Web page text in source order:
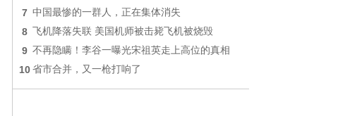
7 中国最惨的一群人，正在集体消失
8 飞机降落失联 美国机师被击毙飞机被烧毁
9 不再隐瞒！李谷一曝光宋祖英走上高位的真相
10 省市合并，又一枪打响了